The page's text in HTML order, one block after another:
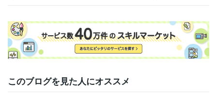
このブログを見た人にオススメ